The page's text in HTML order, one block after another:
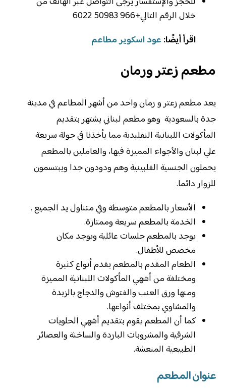
خلال الرقم التالي+966 50983 6022
اقرأ أيضًا: عود اسكوير مطاعم
مطعم زعتر ورمان
يعد مطعم زعتر و رمان واحد من أشهر المطاعم في مدينة
جدة بالسعودية وهو مطعم لبناني يشتهر بتقديم
المأكولات اللبنانية التقليدية مما يأخذنا في جولة سريعة
علي لبنان والأجواء المميزة فيها، والعاملين بالمطعم
يحملون الجنسية الفلبينية وهم ودودون جدا ويبتسمون
للزوار دائما.
الأسعار بالمطعم متوسطة وفي متناول يد الجميع .
الخدمة بالمطعم سريعة وممتازة.
يوجد بالمطعم جلسات عائلية ويوجد مكان
مخصص للأطفال.
الطعام المقدم بالمطعم يقدم أنواع كثيرة
ومختلفة من أشهي المأكولات اللبنانية المميزة
ومنها ورق العنب والفتوش والدجاج بالزبدة
والمشاوي بمختلف أنواعها.
كما أن المطعم يقوم بتقديم أشهي الحلويات
الشرقية والمشروبات الباردة والساخنة والعصائر
الطبيعية المنعشة.
عنوان المطعم